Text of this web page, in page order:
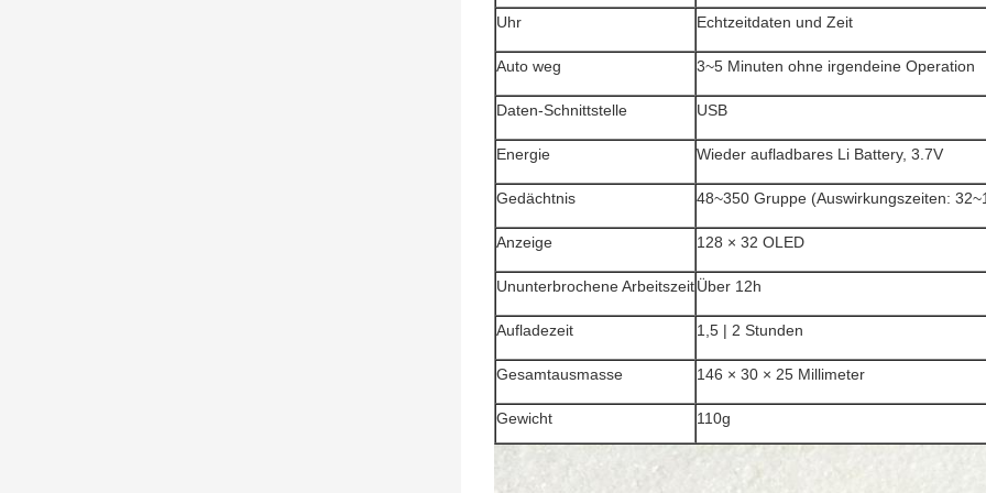
Uhr Echtzeitdaten und Zeit
Auto weg 3~5 Minuten ohne irgendeine Operation
Daten-Schnittstelle USB
Energie Wieder aufladbares Li Battery, 3.7V
Gedächtnis 48~350 Gruppe (Auswirkungszeiten:
Anzeige 128 × 32 OLED
Ununterbrochene ArbeitszeitÜber 12h
Aufladezeit 1,5 | 2 Stunden
Gesamtausmasse 146 × 30 × 25 Millimeter
Gewicht 110g